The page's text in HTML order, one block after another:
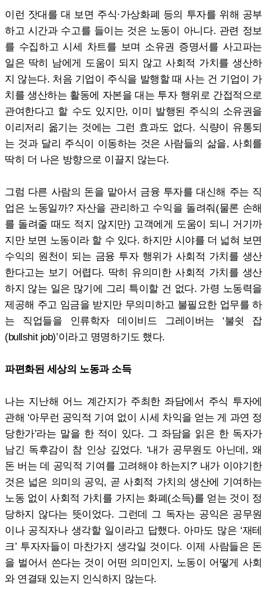
이런 잣대를 대 보면 주식·가상화폐 등의 투자를 위해 공부
하고 시간과 수고를 들이는 것은 노동이 아니다. 관련 정보
를 수집하고 시세 차트를 보며 소유권 증명서를 사고파는
일은 딱히 남에게 도움이 되지 않고 사회적 가치를 생산하
지 않는다. 처음 기업이 주식을 발행할 때 사는 건 기업이 가
치를 생산하는 활동에 자본을 대는 투자 행위로 간접적으로
관여한다고 할 수도 있지만, 이미 발행된 주식의 소유권을
이리저리 옮기는 것에는 그런 효과도 없다. 식량이 유통되
는 것과 달리 주식이 이동하는 것은 사람들의 삶을, 사회를
딱히 더 나은 방향으로 이끌지 않는다.
그럼 다른 사람의 돈을 맡아서 금융 투자를 대신해 주는 직
업은 노동일까? 자산을 관리하고 수익을 돌려줘(물론 손해
를 돌려줄 때도 적지 않지만) 고객에게 도움이 되니 거기까
지만 보면 노동이라 할 수 있다. 하지만 시야를 더 넓혀 보면
수익의 원천이 되는 금융 투자 행위가 사회적 가치를 생산
한다고는 보기 어렵다. 딱히 유의미한 사회적 가치를 생산
하지 않는 일은 많기에 그리 특이할 건 없다. 가령 노동력을
제공해 주고 임금을 받지만 무의미하고 불필요한 업무를 하
는 직업들을 인류학자 데이비드 그레이버는 ‘불쉿 잡
(bullshit job)’이라고 명명하기도 했다.
파편화된 세상의 노동과 소득
나는 지난해 어느 계간지가 주최한 좌담에서 주식 투자에
관해 ‘아무런 공익적 기여 없이 시세 차익을 얻는 게 과연 정
당한가’라는 말을 한 적이 있다. 그 좌담을 읽은 한 독자가
남긴 독후감이 참 인상 깊었다. ‘내가 공무원도 아닌데, 왜
돈 버는 데 공익적 기여를 고려해야 하는지?’ 내가 이야기한
것은 넓은 의미의 공익, 곧 사회적 가치의 생산에 기여하는
노동 없이 사회적 가치를 가지는 화폐(소득)를 얻는 것이 정
당하지 않다는 뜻이었다. 그런데 그 독자는 공익은 공무원
이나 공직자나 생각할 일이라고 답했다. 아마도 많은 ‘재테
크’ 투자자들이 마찬가지 생각일 것이다. 이제 사람들은 돈
을 벌어서 쓴다는 것이 어떤 의미인지, 노동이 어떻게 사회
와 연결돼 있는지 인식하지 않는다.